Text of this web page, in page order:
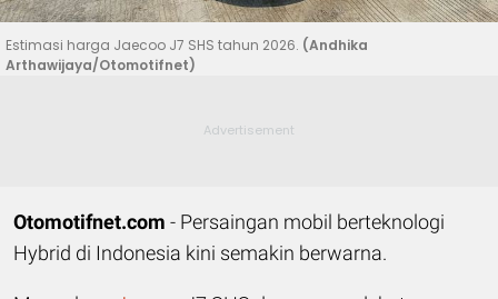
Estimasi harga Jaecoo J7 SHS tahun 2026. (Andhika
Arthawijaya/Otomotifnet)
Otomotifnet.com - Persaingan mobil berteknologi
Hybrid di Indonesia kini semakin berwarna.